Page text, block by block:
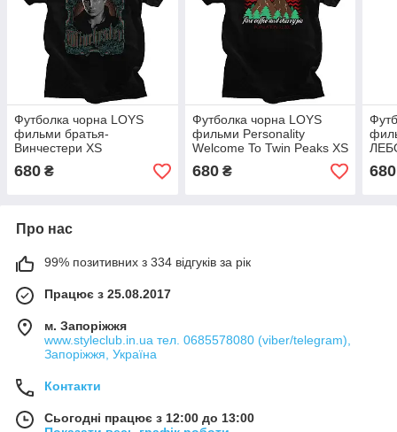
Футболка чорна LOYS
фильми братья-
Винчестери XS
680 ₴
Футболка чорна LOYS
фильми Personality
Welcome To Twin Peaks XS
680₴ 680
Про нас
99% позитивних з 334 відгуків за рік
Працює з 25.08.2017
м. Запоріжжя
www.styleclub.in.ua тел. 0685578080 (viber/telegram),
Запоріжжя, Україна
Контакти
Сьогодні працює з 12:00 до 13:00